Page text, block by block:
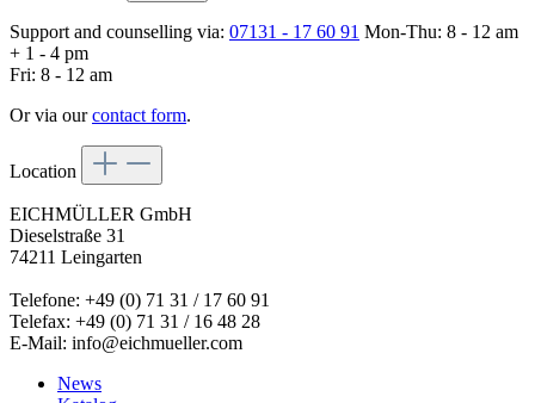
Support and counselling via: 07131 - 17 60 91 Mon-Thu: 8 - 12 am
+ 1 - 4 pm
Fri: 8 - 12 am
Or via ourcontact form.
Location
EICHMÜLLER GmbH
Dieselstraße 31
74211 Leingarten
Telefone: +49 (0) 71 31 / 17 60 91
Telefax: +49 (0) 71 31 / 16 48 28
E-Mail: info@eichmueller.com
News